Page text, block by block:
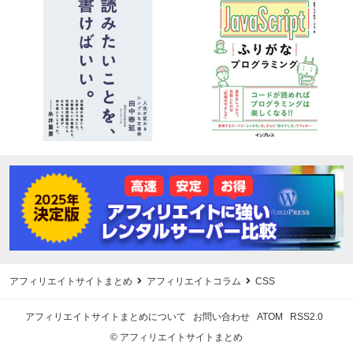
アフィリエイトサイトまとめ アフィリエイトコラム CSS
アフィリエイトサイトまとめについて お問い合わせ ATOM
RSS2.0
© アフィリエイトサイトまとめ